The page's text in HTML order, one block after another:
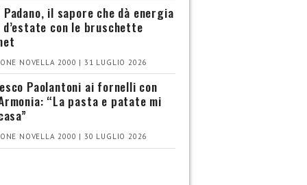
Padano, il sapore che dà energia
d’estate con le bruschette
NOVELLA 2000 | 31 LUGLIO 2026
Paolantoni ai fornelli con
“La pasta e patate mi
NOVELLA 2000 | 30 LUGLIO 2026